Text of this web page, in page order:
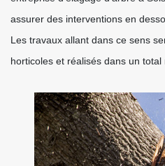
assurer des interventions en
Les travaux allant dans ce sens
horticoles et réalisés dans un total